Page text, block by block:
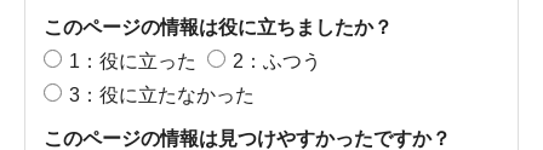
このページの情報は役に立ちましたか？
1：役に立った
2：ふつう
3：役に立たなかった
このページの情報は見つけやすかったですか？